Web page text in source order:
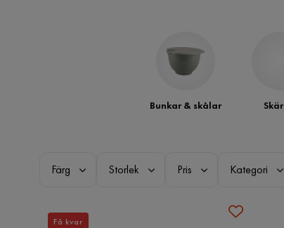
Bunkar & skålar
Färg Storlek Pris Kategori
Få kvar